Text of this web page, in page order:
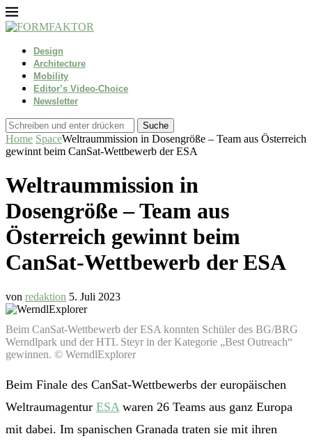
Design
Architecture
Mobility
Editor’s Video-Choice
Newsletter
Suche
Home SpaceWeltraummission in Dosengröße – Team aus Österreich
gewinnt beim CanSat-Wettbewerb der ESA
Weltraummission in
Dosengröße – Team aus
Österreich gewinnt beim
CanSat-Wettbewerb der ESA
von redaktion 5. Juli 2023
Beim CanSat-Wettbewerb der ESA konnten Schüler des BG/BRG
Werndlpark und der HTL Steyr in der Kategorie „Best Outreach“
gewinnen. © WerndlExplorer
Beim Finale des CanSat-Wettbewerbs der europäischen
Weltraumagentur ESA waren 26 Teams aus ganz Europa
mit dabei. Im spanischen Granada traten sie mit ihren